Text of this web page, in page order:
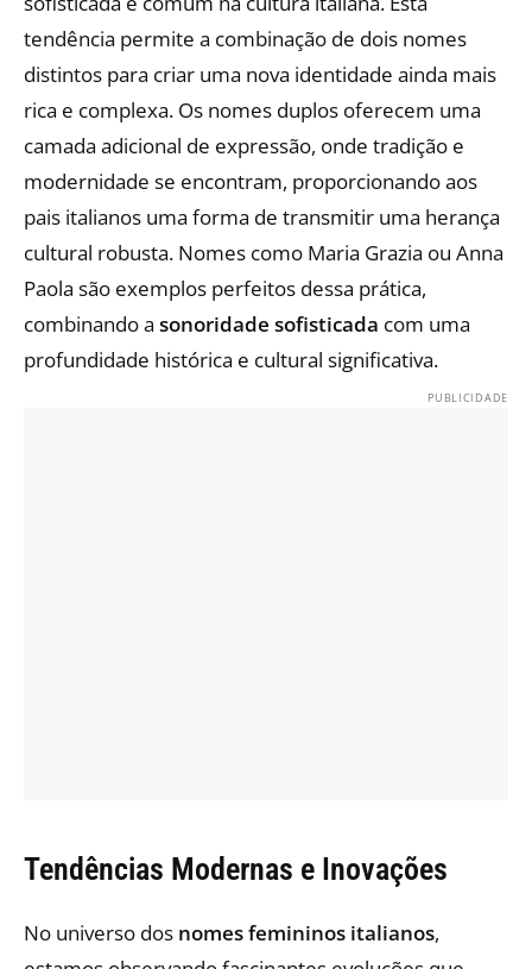
tendência permite a combinação de dois nomes
distintos para criar uma nova identidade ainda mais
rica e complexa. Os nomes duplos oferecem uma
camada adicional de expressão, onde tradição e
modernidade se encontram, proporcionando aos
pais italianos uma forma de transmitir uma herança
cultural robusta. Nomes como Maria Grazia ou Anna
Paola são exemplos perfeitos dessa prática,
combinando a sonoridade sofisticada com uma
profundidade histórica e cultural significativa.
Tendências Modernas e Inovações
No universo dos nomes femininos italianos,